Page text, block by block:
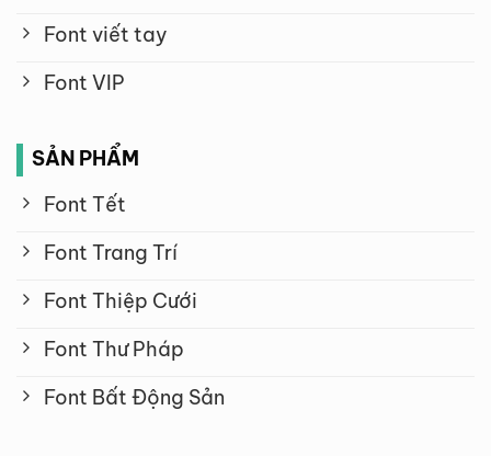
Font viết tay
Font VIP
SẢN PHẨM
Font Tết
Font Trang Trí
Font Thiệp Cưới
Font Thư Pháp
Font Bất Động Sản